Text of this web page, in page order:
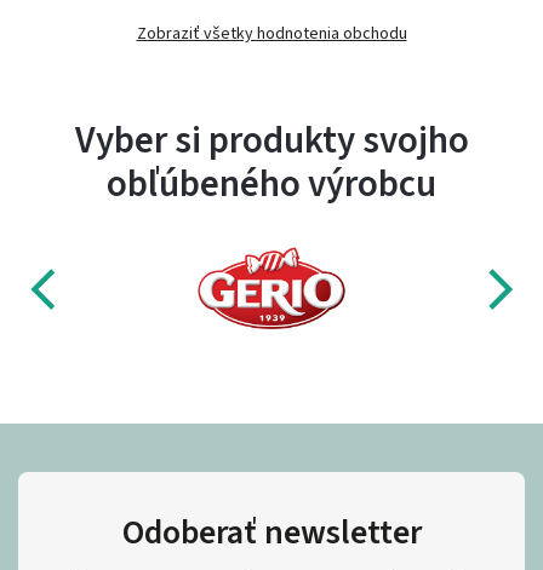
Zobraziť všetky hodnotenia obchodu
Vyber si produkty svojho
obľúbeného výrobcu
Odoberať newsletter